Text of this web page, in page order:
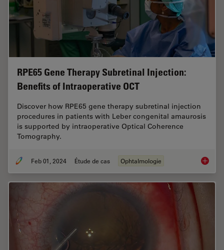
RPE65 Gene Therapy Subretinal Injection:
Benefits of Intraoperative OCT
Discover how RPE65 gene therapy subretinal injection
procedures in patients with Leber congenital amaurosis
is supported by intraoperative Optical Coherence
Tomography.
Feb 01, 2024 Étude de cas Ophtalmologie RPE65